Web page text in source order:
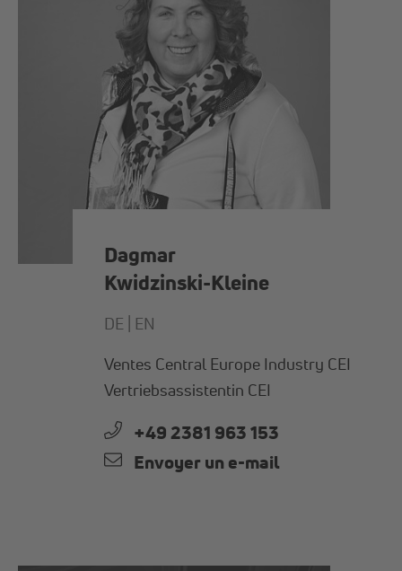
Dagmar
Kwidzinski-Kleine
DE | EN
Ventes Central Europe Industry CEI
Vertriebsassistentin CEI
+49 2381 963 153
Envoyer un e-mail